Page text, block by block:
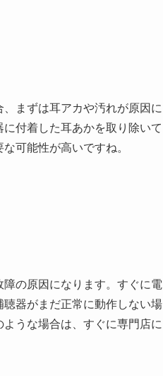
まずは耳アカや汚れが原因に
付着した耳あかを取り除いて
可能性が高いですね。
の原因になります。すぐに電
器がまだ正常に動作しない場
うな場合は、すぐに専門店に